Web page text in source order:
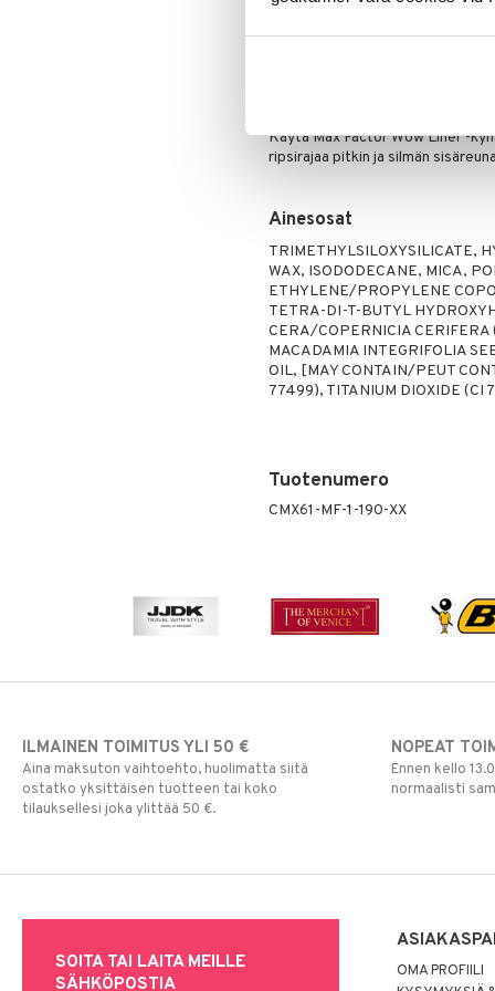
kimallelopputulos, tarjoten
dramaattisen lookin
Käytä Max Factor Wow Liner -
ripsirajaa pitkin ja silmän
Ainesosat
TRIMETHYLSILOXYSILICATE,
WAX, ISODODECANE, MICA,
ETHYLENE/PROPYLENE
TETRA-DI-T-BUTYL
CERA/COPERNICIA
MACADAMIA INTEGRIFOLIA
OIL, [MAY CONTAIN/PEUT
77499), TITANIUM DIOXIDE (CI
Tuotenumero
CMX61-MF-1-190-XX
ILMAINEN TOIMITUS YLI 50 €
Aina maksuton vaihtoehto, huolimatta siitä
ostatko yksittäisen tuotteen tai koko
tilauksellesi joka ylittää 50 €.
NOPEAT
Ennen kello
normaalisti
SOITA TAI LAITA MEILLE
SÄHKÖPOSTIA
OMA PROFIILI